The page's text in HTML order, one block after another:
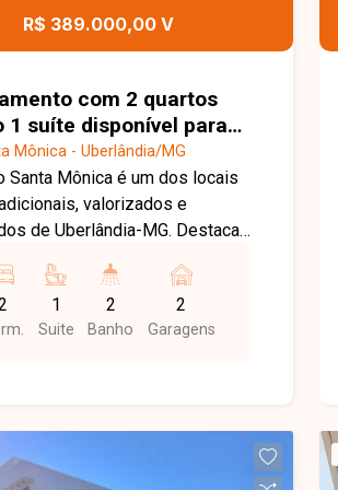
apartamento moderno,
Agende uma visita e venha
todos os detalhes deste
R$ 389.000,00 V
com 2 quartos
1 suíte disponível para
no bairro Santa Mônica
MG
Mônica - Uberlândia/MG
Santa Mônica é um dos locais
valorizados e
de Uberlândia-MG. Destaca-
localização, abrigando o
da UFU, uma vasta rede de
supermercados, farmácias,
Santa Mônica oferece a
ideal entre conveniência,
1
Suite
2
Banho
2
Garagens